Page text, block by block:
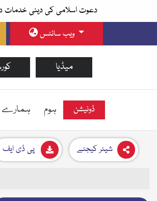
دعوت اسلامی کی دینی خدمات
ویب سائٹس
میڈیا
ہوم ہمارے ڈونیشن
پی ڈی ایف شیئر کیجئے